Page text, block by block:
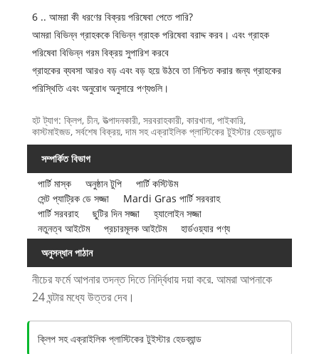
6 .. আমরা কী ধরণের বিক্রয় পরিষেবা পেতে পারি?
আমরা বিভিন্ন গ্রাহককে বিভিন্ন গ্রাহক পরিষেবা বরাদ্দ করব। এবং গ্রাহক
পরিষেবা বিভিন্ন গরম বিক্রয় সুপারিশ করবে
গ্রাহকের ব্যবসা আরও বড় এবং বড় হয়ে উঠবে তা নিশ্চিত করার জন্য গ্রাহকের
পরিস্থিতি এবং অনুরোধ অনুসারে পণ্যগুলি।
হট ট্যাগ: ক্লিপ, চীন, উত্পাদনকারী, সরবরাহকারী, কারখানা, পাইকারি,
কাস্টমাইজড, সর্বশেষ বিক্রয়, দাম সহ এক্রাইলিক প্লাস্টিকের টুইস্টার হেডব্যান্ড
সম্পর্কিত বিভাগ
পার্টি মাস্ক
অনুষ্ঠান টুপি
পার্টি কস্টিউম
সেন্ট প্যাট্রিক ডে সজ্জা
Mardi Gras পার্টি সরবরাহ
পার্টি সরবরাহ
ছুটির দিন সজ্জা
হ্যালোইন সজ্জা
নতুনত্ব আইটেম
প্রচারমূলক আইটেম
হার্ডওয়্যার পণ্য
অনুসন্ধান পাঠান
নীচের ফর্মে আপনার তদন্ত দিতে নির্দ্বিধায় দয়া করে. আমরা আপনাকে
24 ঘন্টার মধ্যে উত্তর দেব।